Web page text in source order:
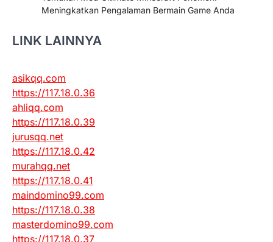
Meningkatkan Pengalaman Bermain Game Anda
LINK LAINNYA
asikqq.com
https://117.18.0.36
ahliqq.com
https://117.18.0.39
jurusqq.net
https://117.18.0.42
murahqq.net
https://117.18.0.41
maindomino99.com
https://117.18.0.38
masterdomino99.com
https://117.18.0.37